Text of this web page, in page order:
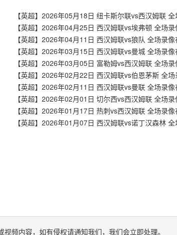
【英超】2026年04月11日 西汉姆联vs狼队 全场录
【英超】2026年03月15日 西汉姆联vs曼城 全场录
【英超】2026年02月11日 西汉姆联vs曼联 全场录
【英超】2026年01月17日 热刺vs西汉姆联 全场录
频内容，如有侵权请通知我们，我们会立即处理。